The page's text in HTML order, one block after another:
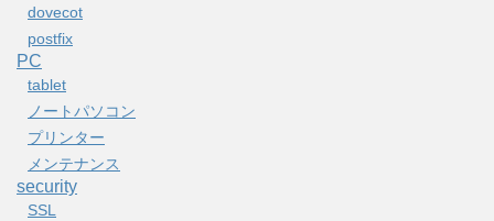
dovecot
postfix
PC
tablet
ノートパソコン
プリンター
メンテナンス
security
SSL